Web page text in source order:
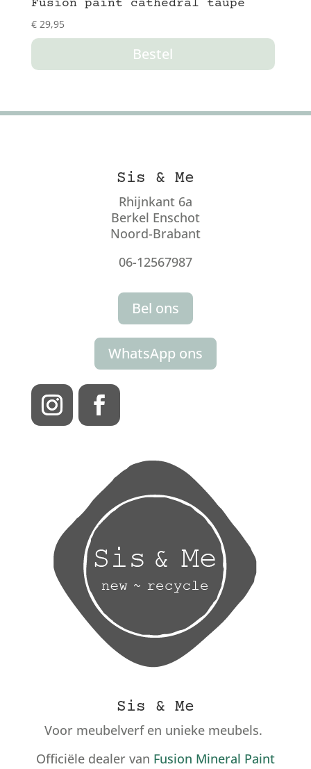
Fusion paint cathedral taupe
€29,95
Bestel
Sis & Me
Rhijnkant 6a
Berkel Enschot
Noord-Brabant
06-12567987
Bel ons
WhatsApp ons
Sis & Me
Voor meubelverf en unieke meubels.
Officiële dealer van Fusion Mineral Paint